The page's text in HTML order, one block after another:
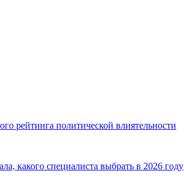
рейтинга политической влиятельности
какого специалиста выбрать в 2026 году